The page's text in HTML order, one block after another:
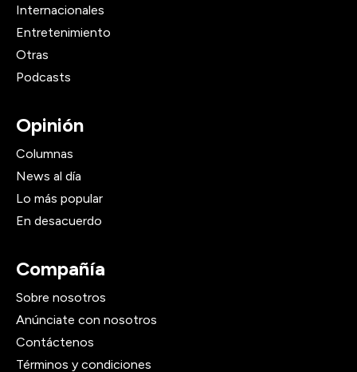
Internacionales
Entretenimiento
Otras
Podcasts
Opinión
Columnas
News al día
Lo más popular
En desacuerdo
Compañía
Sobre nosotros
Anúnciate con nosotros
Contáctenos
Términos y condiciones